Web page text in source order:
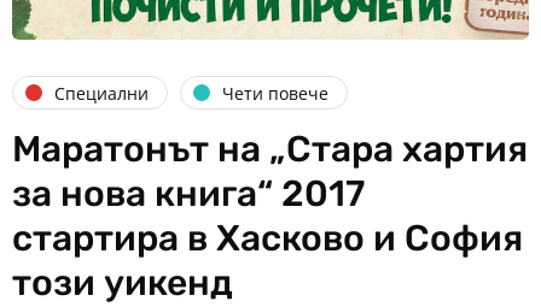
Специални Чети повече
Маратонът на „Стара хартия
за нова книга“ 2017
стартира в Хасково и София
този уикенд